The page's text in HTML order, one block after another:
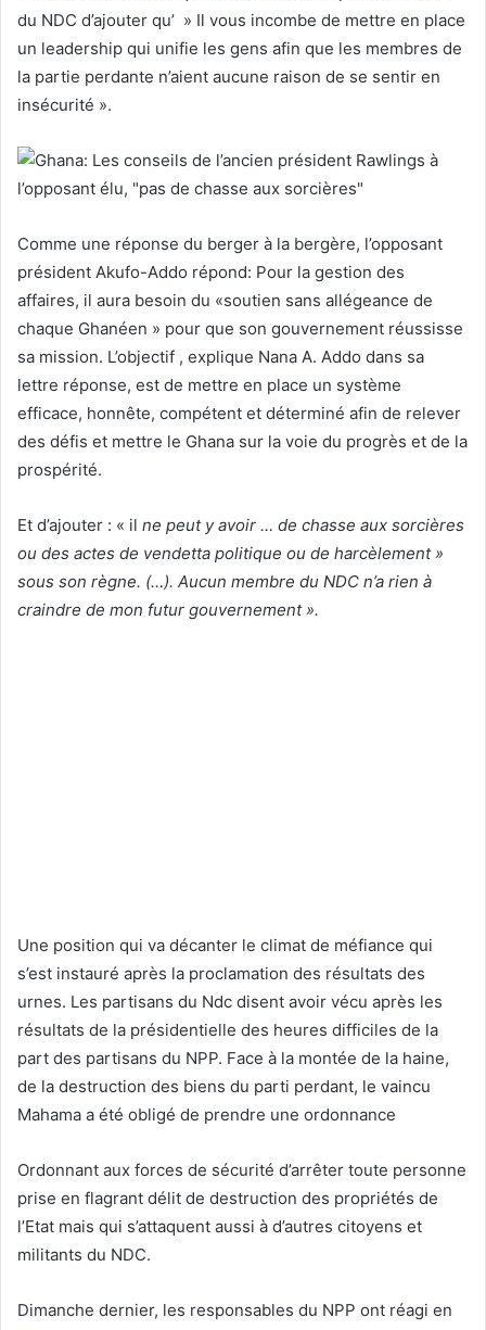
du NDC d’ajouter qu’ » Il vous incombe de mettre en place
un leadership qui unifie les gens afin que les membres de
la partie perdante n’aient aucune raison de se sentir en
insécurité ».
Comme une réponse du berger à la bergère, l’opposant
président Akufo-Addo répond: Pour la gestion des
affaires, il aura besoin du «soutien sans allégeance de
chaque Ghanéen » pour que son gouvernement réussisse
sa mission. L’objectif , explique Nana A. Addo dans sa
lettre réponse, est de mettre en place un système
efficace, honnête, compétent et déterminé afin de relever
des défis et mettre le Ghana sur la voie du progrès et de la
prospérité.
Et d’ajouter : « il ne peut y avoir … de chasse aux sorcières
ou des actes de vendetta politique ou de harcèlement »
sous son règne. (…). Aucun membre du NDC n’a rien à
craindre de mon futur gouvernement ».
Une position qui va décanter le climat de méfiance qui
s’est instauré après la proclamation des résultats des
urnes. Les partisans du Ndc disent avoir vécu après les
résultats de la présidentielle des heures difficiles de la
part des partisans du NPP. Face à la montée de la haine,
de la destruction des biens du parti perdant, le vaincu
Mahama a été obligé de prendre une ordonnance
Ordonnant aux forces de sécurité d’arrêter toute personne
prise en flagrant délit de destruction des propriétés de
l’Etat mais qui s’attaquent aussi à d’autres citoyens et
militants du NDC.
Dimanche dernier, les responsables du NPP ont réagi en